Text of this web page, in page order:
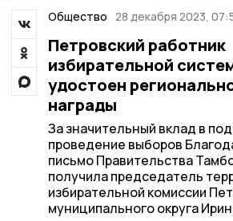
Общество 28 декабря 2023,
Петровский работник
избирательной
удостоен
награды
За значительный вклад в
проведение выборов
письмо Правительства
получила председатель
избирательной комиссии
муниципального округа